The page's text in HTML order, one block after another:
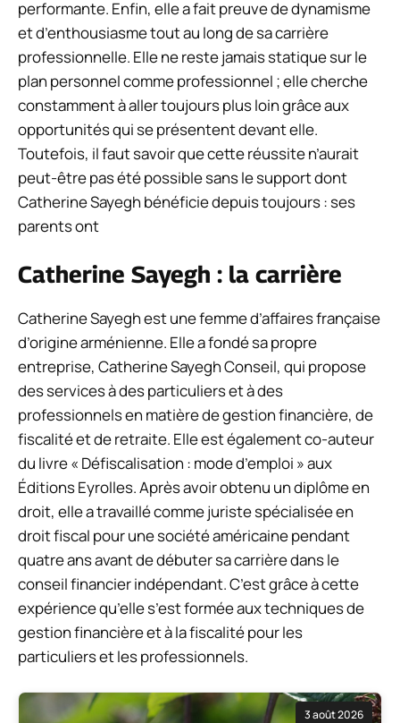
performante. Enfin, elle a fait preuve de dynamisme
et d’enthousiasme tout au long de sa carrière
professionnelle. Elle ne reste jamais statique sur le
plan personnel comme professionnel ; elle cherche
constamment à aller toujours plus loin grâce aux
opportunités qui se présentent devant elle.
Toutefois, il faut savoir que cette réussite n’aurait
peut-être pas été possible sans le support dont
Catherine Sayegh bénéficie depuis toujours : ses
parents ont
Catherine Sayegh : la carrière
Catherine Sayegh est une femme d’affaires française
d’origine arménienne. Elle a fondé sa propre
entreprise, Catherine Sayegh Conseil, qui propose
des services à des particuliers et à des
professionnels en matière de gestion financière, de
fiscalité et de retraite. Elle est également co-auteur
du livre « Défiscalisation : mode d’emploi » aux
Éditions Eyrolles. Après avoir obtenu un diplôme en
droit, elle a travaillé comme juriste spécialisée en
droit fiscal pour une société américaine pendant
quatre ans avant de débuter sa carrière dans le
conseil financier indépendant. C’est grâce à cette
expérience qu’elle s’est formée aux techniques de
gestion financière et à la fiscalité pour les
particuliers et les professionnels.
3 août 2026